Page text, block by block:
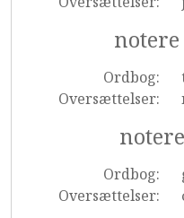
Ordbog:
Oversættelser:
Ordbog:
Oversættelser: